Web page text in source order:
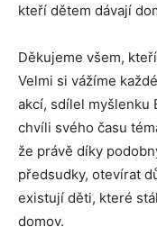
kteří dětem dávají
Děkujeme všem,
Velmi si vážíme
akcí, sdílel myšlenku
chvíli svého času
že právě díky
předsudky, otevírat
existují děti, které
domov.